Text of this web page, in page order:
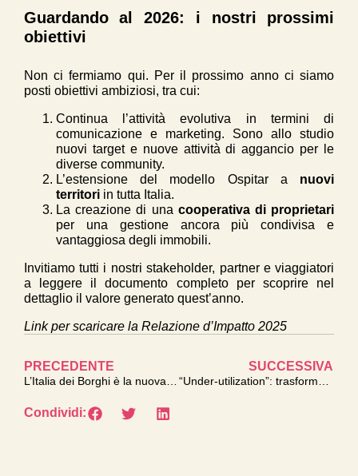
Guardando al 2026: i nostri prossimi
obiettivi
Non ci fermiamo qui. Per il prossimo anno ci siamo
posti obiettivi ambiziosi, tra cui:
Continua l’attività evolutiva in termini di
comunicazione e marketing. Sono allo studio
nuovi target e nuove attività di aggancio per le
diverse community.
L’estensione del modello Ospitar a nuovi
territoriin tutta Italia.
La creazione di una cooperativa di proprietari
per una gestione ancora più condivisa e
vantaggiosa degli immobili.
Invitiamo tutti i nostri stakeholder, partner e viaggiatori
a leggere il documento completo per scoprire nel
dettaglio il valore generato quest’anno.
Link per scaricare la Relazione d’Impatto 2025
PRECEDENTE SUCCESSIVA
Condividi: